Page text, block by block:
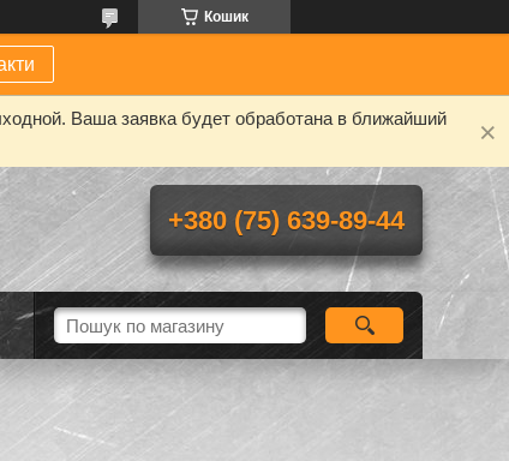
Кошик
Ваша заявка будет обработана в ближайший
+380 (75) 639-89-44